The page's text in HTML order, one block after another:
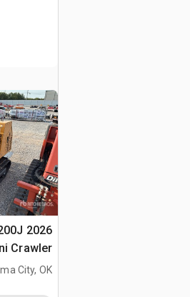
Crawler
جرار نقل (Unused)
City, OK